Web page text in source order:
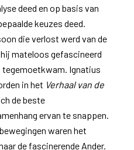
deed en op basis van
keuzes deed.
die verlost werd van de
mateloos gefascineerd
tegemoetkwam. Ignatius
in het Verhaal van de
de beste
ervan te snappen.
waren het
de fascinerende Ander.